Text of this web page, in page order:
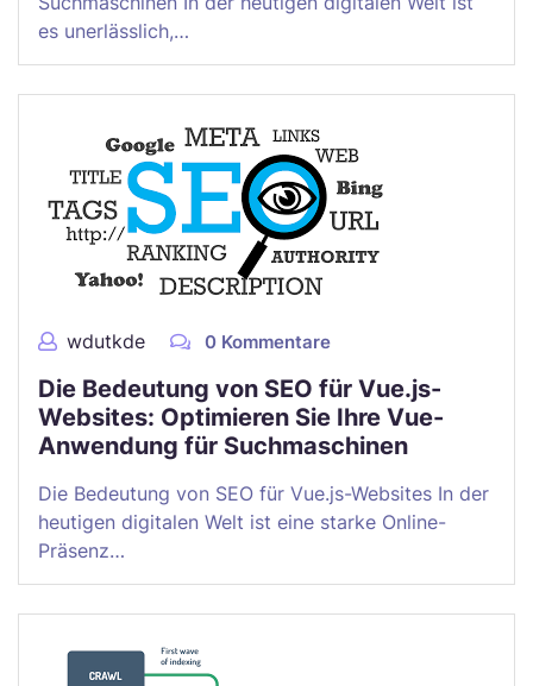
es unerlässlich,…
wdutkde 0 Kommentare
Die Bedeutung von SEO für Vue.js-
Websites: Optimieren Sie Ihre Vue-
Anwendung für Suchmaschinen
Die Bedeutung von SEO für Vue.js-Websites In der
heutigen digitalen Welt ist eine starke Online-
Präsenz…